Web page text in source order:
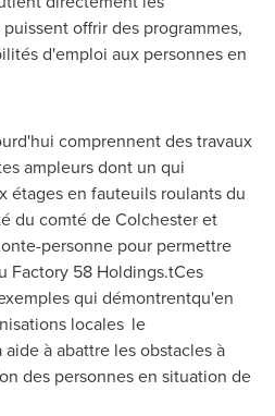
offrir des programmes,
d'emploi aux personnes en
comprennent des travaux
ampleurs dont un qui
étages en fauteuils roulants du
du comté deColchesteret
personne pour permettre
Factory 58 Holdings.tCes
qui démontrentqu'en
locales le
aide à abattre les obstacles à
des personnes en situation de